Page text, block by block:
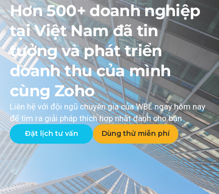
Hơn 500+ doanh nghiệp
tại Việt Nam đã tin
tưởng và phát triển
doanh thu của mình
cùng Zoho
Liên hệ với đội ngũ chuyên gia của WBL ngay hôm nay
để tìm ra giải pháp thích hợp nhất dành cho bạn
Đặt lịch tư vấn Dùng thử miễn phí